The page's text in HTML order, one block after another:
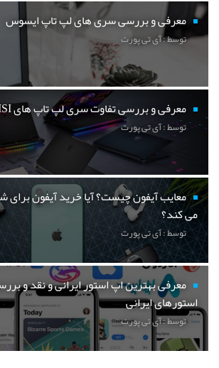
معرفی و بررسی سری های لپ تاپ ایسوس
توسط : آی تی پورت
معرفی و بررسی تفاوت سری لپ تاپ های MSI
توسط : آی تی پورت
معایب آیفون چیست؟ آیا خرید آیفون برای
می کند؟
توسط : آی تی پورت
معرفی بهترین اپ استور ایرانی و نقد و
استورهای ایرانی
توسط : آی تی پورت